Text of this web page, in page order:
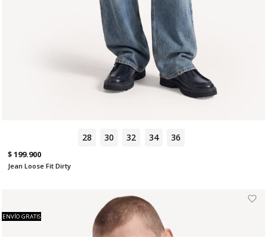
28 30 32 34 36
$ 199.900
Jean Loose Fit Dirty
ENVÍO GRATIS